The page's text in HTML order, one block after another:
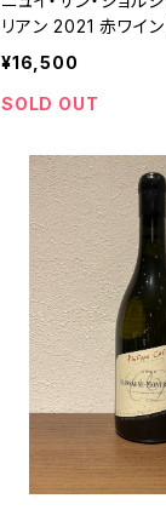
リアン 2021 赤ワイ
ン・ジェラール＆フィ
¥16,500
SOLD OUT